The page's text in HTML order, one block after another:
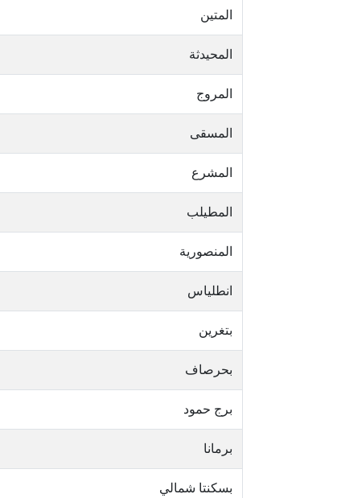
المتين
المحيدثة
المروج
المسقى
المشرع
المطيلب
المنصورية
انطلياس
بتغرين
بحرصاف
برج حمود
برمانا
بسكنتا شمالي